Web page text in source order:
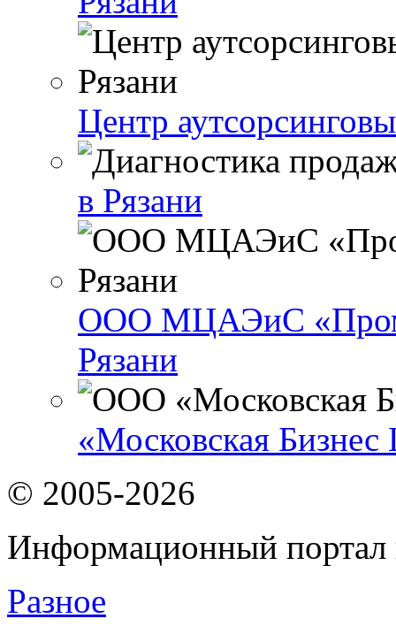
Центр
в Рязани
ООО МЦАЭиС
Рязани
«Московская
© 2005-2026
Информационный портал
Разное